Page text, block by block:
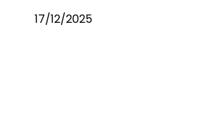
17/12/2025